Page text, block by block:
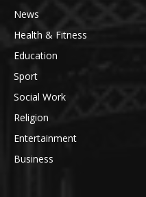
News
Health & Fitness
Education
Sport
Social Work
Religion
Entertainment
Business